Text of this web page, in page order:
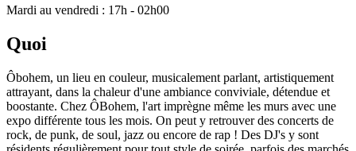
Mardi au vendredi : 17h - 02h00
Quoi
Ôbohem, un lieu en couleur, musicalement parlant, artistiquement
attrayant, dans la chaleur d'une ambiance conviviale, détendue et
boostante. Chez ÔBohem, l'art imprègne même les murs avec une
expo différente tous les mois. On peut y retrouver des concerts de
rock, de punk, de soul, jazz ou encore de rap ! Des DJ's y sont